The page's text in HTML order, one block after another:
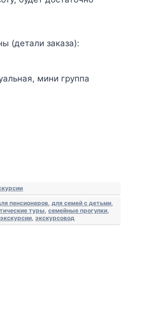
(детали заказа):
мини группа
пенсионеров,для семей с детьми,
туры, семейные прогулки,
экскурсии, экскурсовод